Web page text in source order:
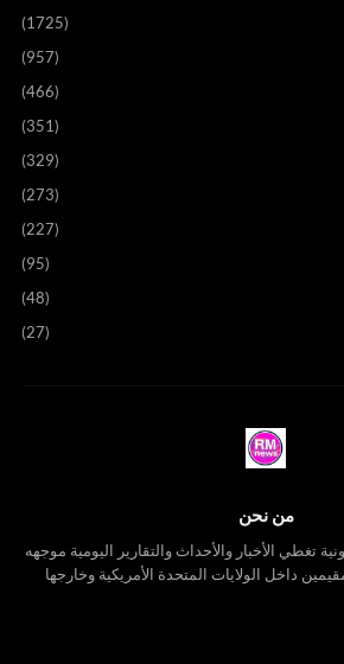
(1725)
(957)
(466)
(351)
(329)
(273)
(227)
(95)
(48)
(27)
من نحن
تغطي الأخبار والأحداث والتقارير اليومية موجهه
داخل الولايات المتحدة الأمريكية وخارجها